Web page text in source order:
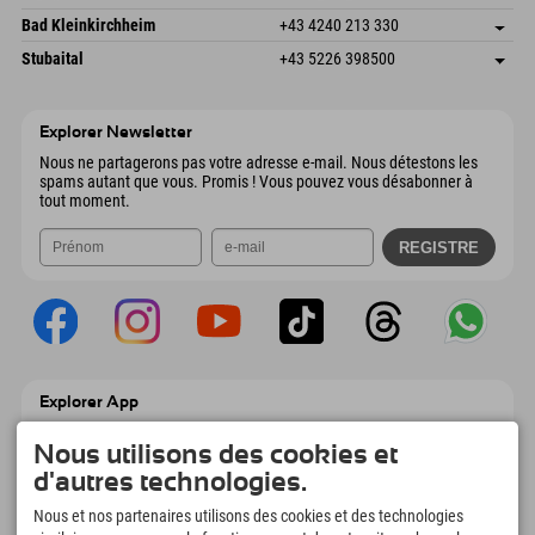
4573 Hinterstoder
Autriche
Informations d'arrivée
Réservation
Gscheat 14
Autriche
Enregistrer l'adresse
Réservation
Bad Kleinkirchheim +43 4240 213 330
Dorfstraße 24
9546 Bad Kleinkirchheim
Enregistrer l'adresse
Informations d'arrivée
Stubaital +43 5226 398500
Explorer Newsletter
Nous ne partagerons pas votre adresse e-mail. Nous détestons les
spams autant que vous. Promis ! Vous pouvez vous désabonner à
tout moment.
Explorer App
Explorer à emporter avec aperçu de vos
réservations, liste de choses à faire, aperçu
des restaurants et bien plus encore.
Téléchargez-le maintenant !
Nous utilisons des cookies et
d'autres technologies.
Nous et nos partenaires utilisons des cookies et des technologies